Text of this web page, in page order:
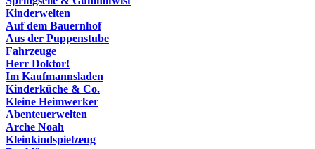
Kinderwelten
Auf dem Bauernhof
Aus der Puppenstube
Fahrzeuge
Herr Doktor!
Im Kaufmannsladen
Kinderküche & Co.
Kleine Heimwerker
Abenteuerwelten
Arche Noah
Kleinkindspielzeug